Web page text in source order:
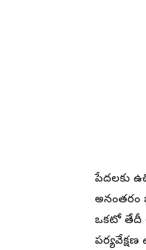
పేదలకు
అనంతరం
ఒకటో తేదీ